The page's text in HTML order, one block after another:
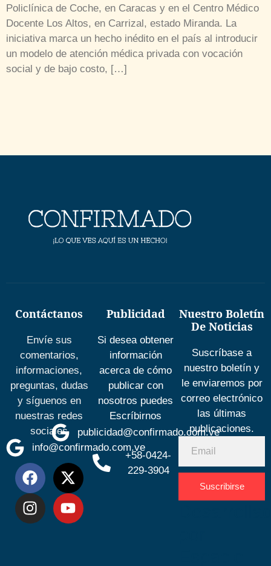
Policlínica de Coche, en Caracas y en el Centro Médico
Docente Los Altos, en Carrizal, estado Miranda. La
iniciativa marca un hecho inédito en el país al introducir
un modelo de atención médica privada con vocación
social y de bajo costo, […]
Contáctanos
Envíe sus
comentarios,
informaciones,
preguntas, dudas
y síguenos en
nuestras redes
sociales
info@confirmado.com.ve
Publicidad
Si desea obtener
información
acerca de cómo
publicar con
nosotros puedes
Escríbirnos
publicidad@confirmado.com.ve
+58-0424-
229-3904
Nuestro Boletín
De Noticias
Suscríbase a
nuestro boletín y
le enviaremos por
correo electrónico
las últimas
publicaciones.
Suscribirse